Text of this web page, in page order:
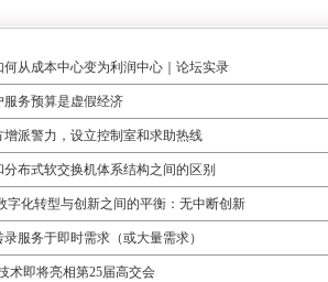
何从成本中心变为利润中心｜论坛实录
服务预算是虚假经济
增派警力，设立控制室和求助热线
布式软交换机体系结构之间的区别
字化转型与创新之间的平衡：无中断创新
服务于即时需求（或大量需求）
术即将亮相第25届高交会